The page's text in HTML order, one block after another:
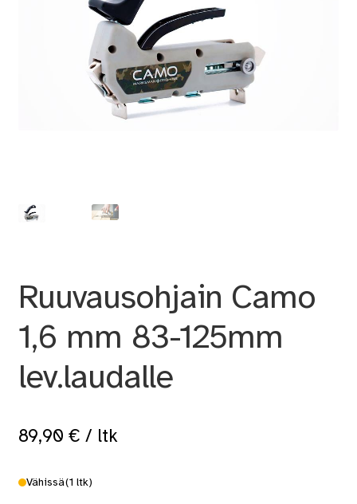
Ruuvausohjain Camo
1,6 mm 83-125mm
lev.laudalle
89,90 € / ltk
Vähissä(1 ltk)